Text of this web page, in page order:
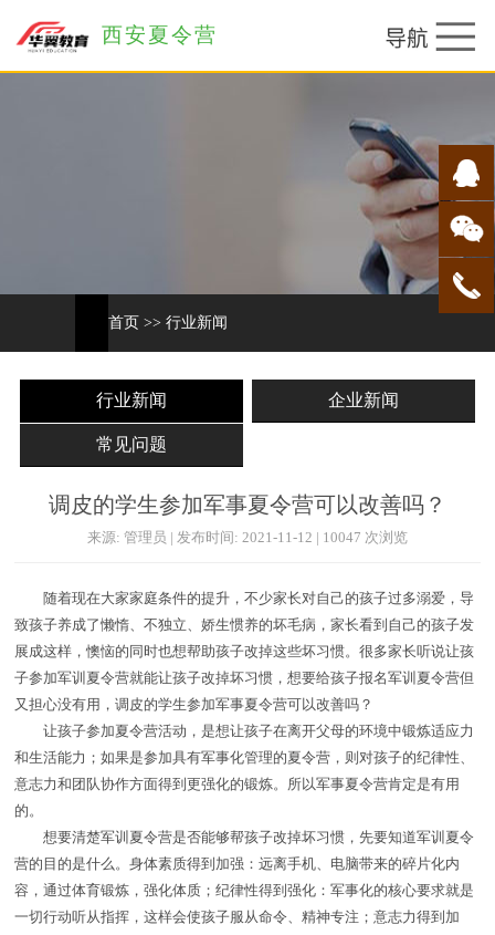
西安夏令营
首页 >> 行业新闻
行业新闻 企业新闻
常见问题
调皮的学生参加军事夏令营可以改善吗？
来源: 管理员 | 发布时间: 2021-11-12 | 10047 次浏览
随着现在大家家庭条件的提升，不少家长对自己的孩子过多溺爱，导
致孩子养成了懒惰、不独立、娇生惯养的坏毛病，家长看到自己的孩子发
展成这样，懊恼的同时也想帮助孩子改掉这些坏习惯。很多家长听说让孩
子参加军训夏令营就能让孩子改掉坏习惯，想要给孩子报名军训夏令营但
又担心没有用，调皮的学生参加军事夏令营可以改善吗？
让孩子参加夏令营活动，是想让孩子在离开父母的环境中锻炼适应力
和生活能力；如果是参加具有军事化管理的夏令营，则对孩子的纪律性、
意志力和团队协作方面得到更强化的锻炼。所以军事夏令营肯定是有用
的。
想要清楚军训夏令营是否能够帮孩子改掉坏习惯，先要知道军训夏令
营的目的是什么。身体素质得到加强：远离手机、电脑带来的碎片化内
容，通过体育锻炼，强化体质；纪律性得到强化：军事化的核心要求就是
一切行动听从指挥，这样会使孩子服从命令、精神专注；意志力得到加